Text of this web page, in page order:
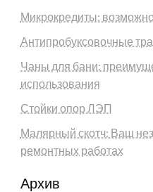
Микрокредиты:
Антипробуксовочные
Чаны для бани:
использования
Стойки опор ЛЭП
Малярный скотч: Ваш
ремонтных работах
Архив